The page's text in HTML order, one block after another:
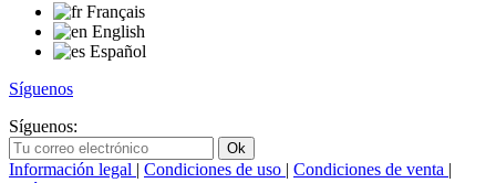
Français
English
Español
Síguenos
Síguenos:
Información legal | Condiciones de uso | Condiciones de venta |